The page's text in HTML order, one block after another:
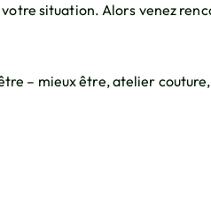
situation. Alors venez
– mieux être, atelier